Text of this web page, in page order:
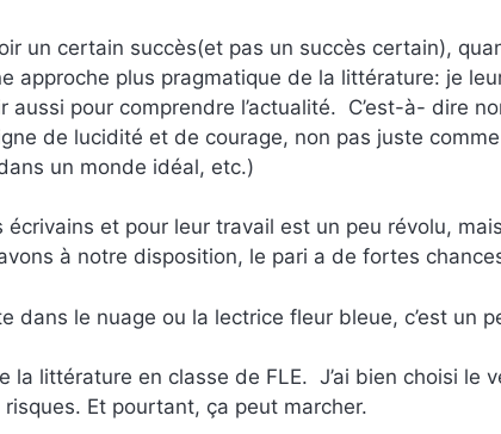
un certain succès(et pas un succès certain),
approche plus pragmatique de la littérature: je
aussi pour comprendre l’actualité. C’est-à- dire
de lucidité et de courage, non pas juste
un monde idéal, etc.)
et pour leur travail est un peu révolu,
à notre disposition, le pari a de fortes
dans le nuage ou la lectrice fleur bleue, c’est un
la littérature en classe de FLE. J’ai bien choisi le
Et pourtant, ça peut marcher.